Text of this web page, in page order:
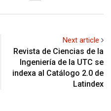
Next article
Revista de Ciencias de la
Ingeniería de la UTC se
indexa al Catálogo 2.0 de
Latindex